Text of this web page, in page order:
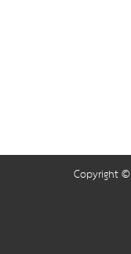
Copyright ©